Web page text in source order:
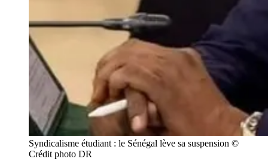
Syndicalisme étudiant : le Sénégal lève sa suspension ©
Crédit photo DR